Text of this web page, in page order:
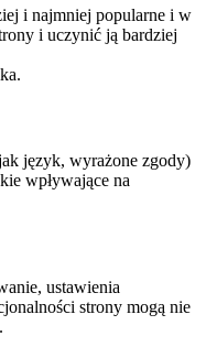
i najmniej popularne i w
i uczynić ją bardziej
język, wyrażone zgody)
wpływające na
ustawienia
strony mogą nie